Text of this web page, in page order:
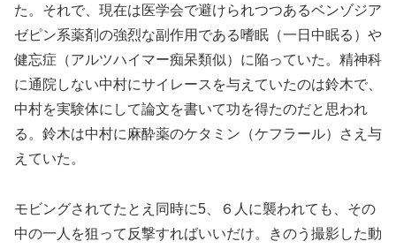
た。それで、現在は医学会で避けられつつあるベンゾジア
ゼピン系薬剤の強烈な副作用である嗜眠（一日中眠る）や
健忘症（アルツハイマー痴呆類似）に陥っていた。精神科
に通院しない中村にサイレースを与えていたのは鈴木で、
中村を実験体にして論文を書いて功を得たのだと思われ
る。鈴木は中村に麻酔薬のケタミン（ケフラール）さえ与
えていた。
モビングされてたとえ同時に5、６人に襲われても、その
中の一人を狙って反撃すればいいだけ。きのう撮影した動